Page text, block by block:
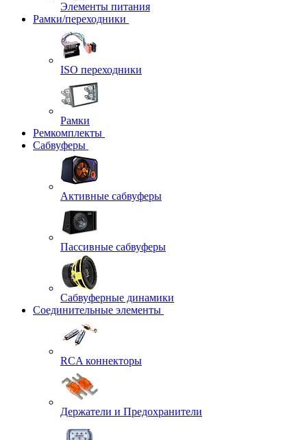
Элементы питания
Рамки/переходники
ISO переходники
Рамки
Ремкомплекты
Сабвуферы
Активные сабвуферы
Пассивные сабвуферы
Сабвуферные динамики
Соединительные элементы
RCA коннекторы
Держатели и Предохранители